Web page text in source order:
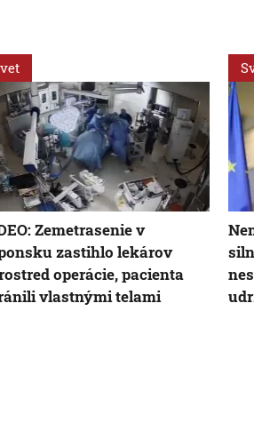
Zemetrasenie v
zastihlo lekárov
operácie, pacienta
vlastnými telami